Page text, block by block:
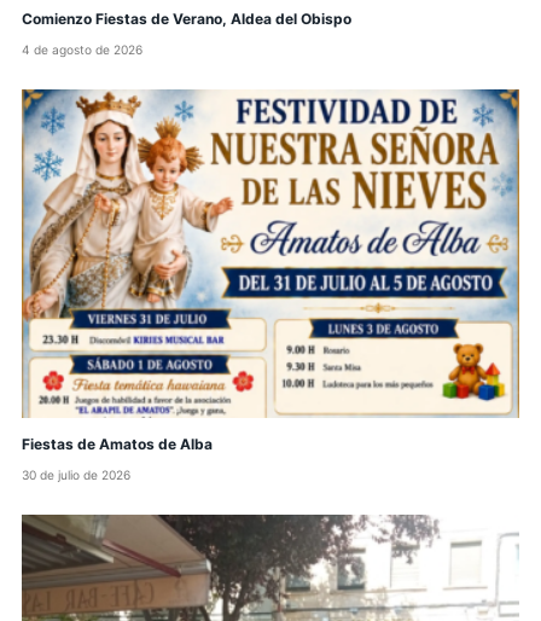
Comienzo Fiestas de Verano, Aldea del Obispo
4 de agosto de 2026
Fiestas de Amatos de Alba
30 de julio de 2026